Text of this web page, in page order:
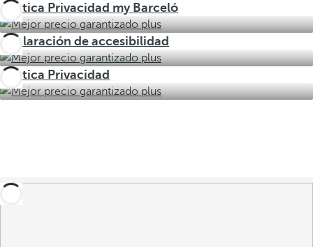
Política Privacidad my Barceló
Declaración de accesibilidad
Política Privacidad